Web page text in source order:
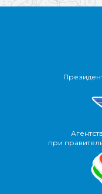
при